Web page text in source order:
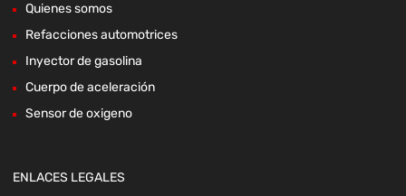
Quienes somos
Refacciones automotrices
Inyector de gasolina
Cuerpo de aceleración
Sensor de oxigeno
ENLACES LEGALES